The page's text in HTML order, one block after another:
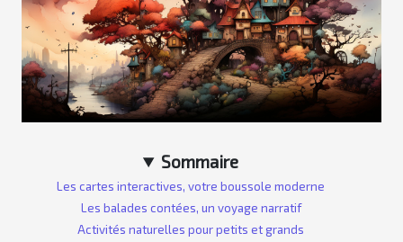
Sommaire
Les cartes interactives, votre boussole moderne
Les balades contées, un voyage narratif
Activités naturelles pour petits et grands